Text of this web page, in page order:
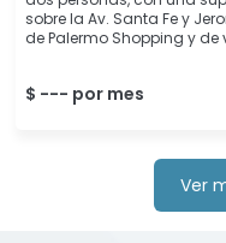
sobre la Av. Santa Fe y
de Palermo Shopping y
$ --- por mes
Ver